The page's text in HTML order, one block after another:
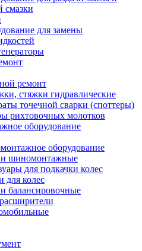
смазки
для замены
ремонт
стяжки гидравлические
точечной сварки (споттеры)
рихтовочных молотков
оборудование
оборудование
шиномонтажные
для подкачки колес
для колес
балансировочные